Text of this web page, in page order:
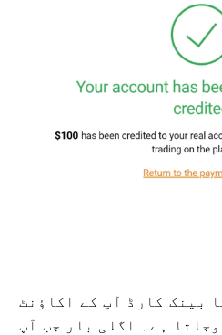
بینک کارڈ آپ کے اکاؤنٹ
ہے۔ اگلی بار جب آپ